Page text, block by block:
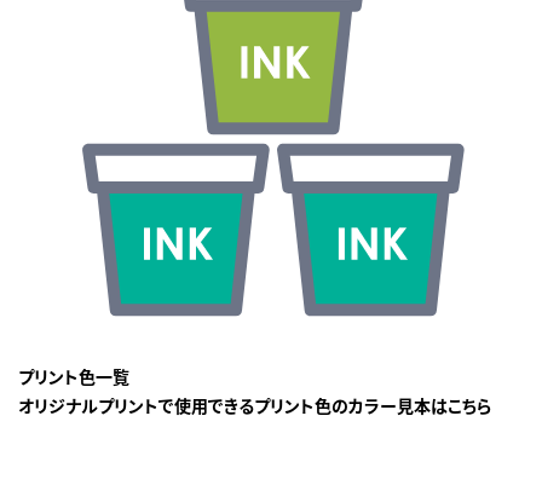
プリント色一覧
オリジナルプリントで使用できるプリント色のカラー見本はこちら